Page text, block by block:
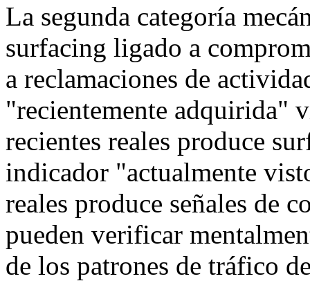
La segunda categoría
surfacing ligado a
a reclamaciones de
"recientemente adquirida"
recientes reales produce
indicador "actualmente
reales produce señales de
pueden verificar
de los patrones de tráfico